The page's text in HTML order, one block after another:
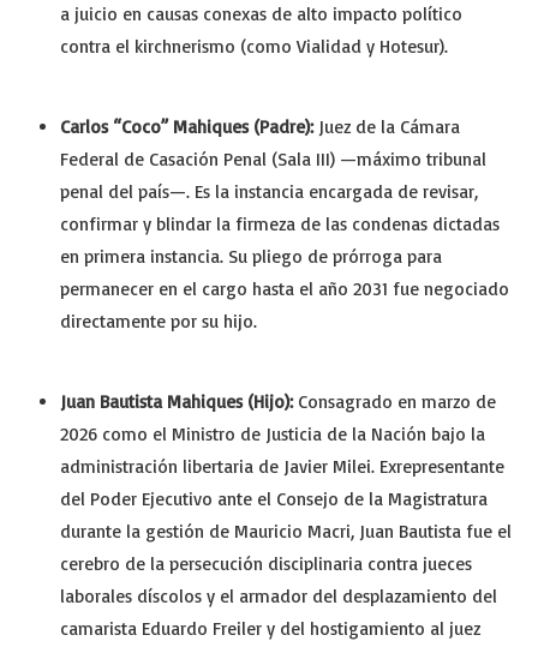
a juicio en causas conexas de alto impacto político
contra el kirchnerismo (como Vialidad y Hotesur).
Carlos “Coco” Mahiques (Padre):Juez de la Cámara
Federal de Casación Penal (Sala III) —máximo tribunal
penal del país—. Es la instancia encargada de revisar,
confirmar y blindar la firmeza de las condenas dictadas
en primera instancia. Su pliego de prórroga para
permanecer en el cargo hasta el año 2031 fue negociado
directamente por su hijo.
Juan Bautista Mahiques (Hijo):Consagrado en marzo de
2026 como el Ministro de Justicia de la Nación bajo la
administración libertaria de Javier Milei. Exrepresentante
del Poder Ejecutivo ante el Consejo de la Magistratura
durante la gestión de Mauricio Macri, Juan Bautista fue el
cerebro de la persecución disciplinaria contra jueces
laborales díscolos y el armador del desplazamiento del
camarista Eduardo Freiler y del hostigamiento al juez